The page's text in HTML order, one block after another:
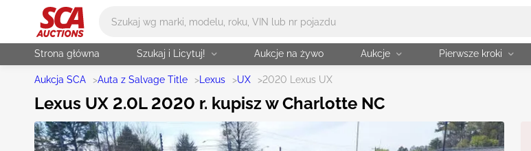
Strona główna Szukaj i Licytuj! Aukcje na żywo Aukcje Pierwsze kroki
Aukcja SCA >Auta z Salvage Title > Lexus >UX >2020 Lexus UX
Lexus UX 2.0L 2020 r. kupisz w Charlotte NC